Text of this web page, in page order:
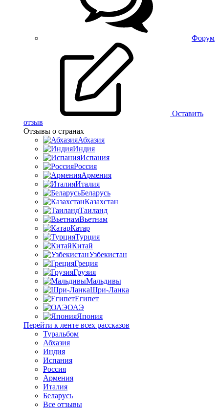
Форум
Оставить
отзыв
Отзывы о странах
Абхазия
Индия
Испания
Россия
Армения
Италия
Беларусь
Казахстан
Таиланд
Вьетнам
Катар
Турция
Китай
Узбекистан
Греция
Грузия
Мальдивы
Шри-Ланка
Египет
ОАЭ
Япония
Перейти к ленте всех рассказов
Туральбом
Абхазия
Индия
Испания
Россия
Армения
Италия
Беларусь
Все отзывы